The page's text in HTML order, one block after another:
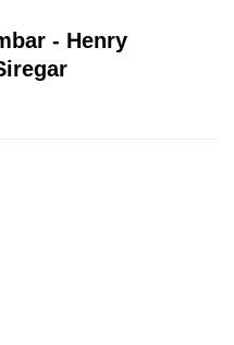
- Henry